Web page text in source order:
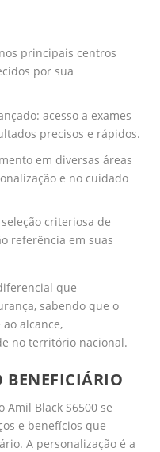
principais centros
por sua
acesso a exames
precisos e rápidos.
em diversas áreas
e no cuidado
criteriosa de
referência em suas
que
sabendo que o
alcance,
no território nacional.
BENEFICIÁRIO
Black S6500 se
e benefícios que
A personalização é a